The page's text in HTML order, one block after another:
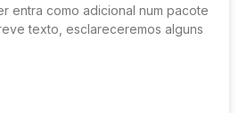
entra como adicional num pacote
texto, esclareceremos alguns